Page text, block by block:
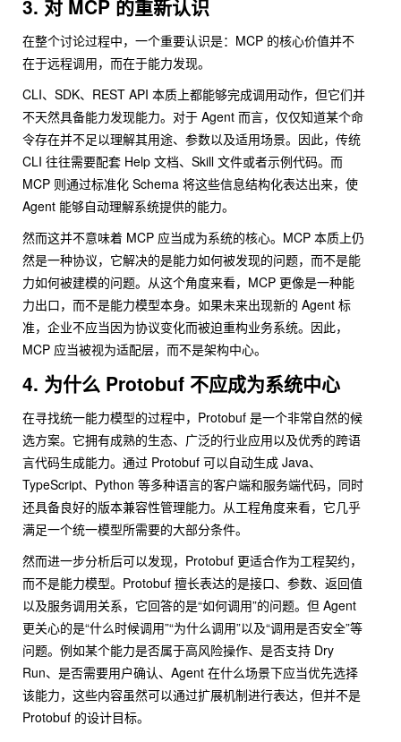
3. 对 MCP 的重新认识
在整个讨论过程中，一个重要认识是：MCP 的核心价值并不
在于远程调用，而在于能力发现。
CLI、SDK、REST API 本质上都能够完成调用动作，但它们并
不天然具备能力发现能力。对于 Agent 而言，仅仅知道某个命
令存在并不足以理解其用途、参数以及适用场景。因此，传统
CLI 往往需要配套 Help 文档、Skill 文件或者示例代码。而
MCP 则通过标准化 Schema 将这些信息结构化表达出来，使
Agent 能够自动理解系统提供的能力。
然而这并不意味着 MCP 应当成为系统的核心。MCP 本质上仍
然是一种协议，它解决的是能力如何被发现的问题，而不是能
力如何被建模的问题。从这个角度来看，MCP 更像是一种能
力出口，而不是能力模型本身。如果未来出现新的 Agent 标
准，企业不应当因为协议变化而被迫重构业务系统。因此，
MCP 应当被视为适配层，而不是架构中心。
4. 为什么 Protobuf 不应成为系统中心
在寻找统一能力模型的过程中，Protobuf 是一个非常自然的候
选方案。它拥有成熟的生态、广泛的行业应用以及优秀的跨语
言代码生成能力。通过 Protobuf 可以自动生成 Java、
TypeScript、Python 等多种语言的客户端和服务端代码，同时
还具备良好的版本兼容性管理能力。从工程角度来看，它几乎
满足一个统一模型所需要的大部分条件。
然而进一步分析后可以发现，Protobuf 更适合作为工程契约，
而不是能力模型。Protobuf 擅长表达的是接口、参数、返回值
以及服务调用关系，它回答的是“如何调用”的问题。但 Agent
更关心的是“什么时候调用”“为什么调用”以及“调用是否安全”等
问题。例如某个能力是否属于高风险操作、是否支持 Dry
Run、是否需要用户确认、Agent 在什么场景下应当优先选择
该能力，这些内容虽然可以通过扩展机制进行表达，但并不是
Protobuf 的设计目标。